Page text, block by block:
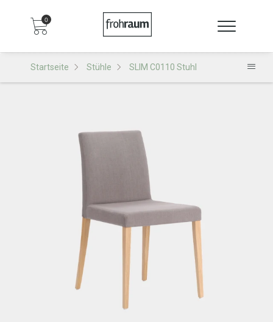
0
Startseite Stühle SLIM C0110 Stuhl